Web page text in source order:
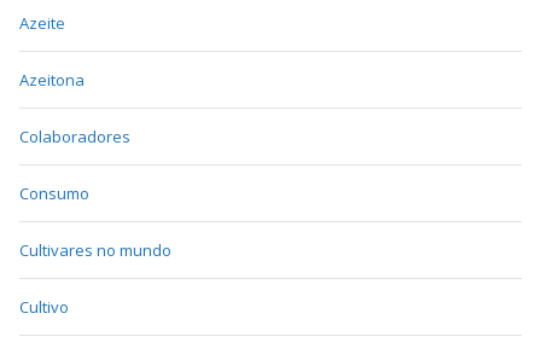
Azeite
Azeitona
Colaboradores
Consumo
Cultivares no mundo
Cultivo